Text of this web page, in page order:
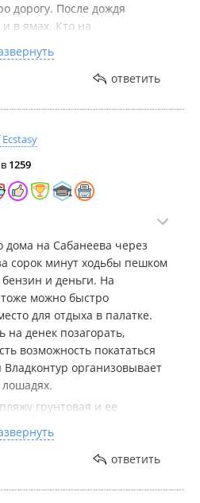
дорогу. После дождя
в ямах. Кто на
это раньше было чудесное
мы так к природе
друзьями, пожарить мяска и
тут немного хмурые, так
делались, но на самом деле,
что недалеко от
ответить
1259
дома на Сабанеева через
сорок минут ходьбы пешком
и деньги. На
можно быстро
для отдыха в палатке.
на денек позагорать,
возможность покататься
организовывает
лошадях.
грунтовая и ее
уж далеко. В жару по ней
сюда и пыль стоит столбом.
у самого пляжа, либо
ответить